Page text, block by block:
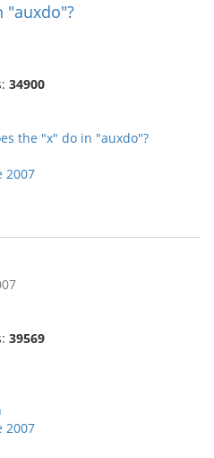
"auxdo"?
34900
the "x" do in "auxdo"?
2007
39569
2007